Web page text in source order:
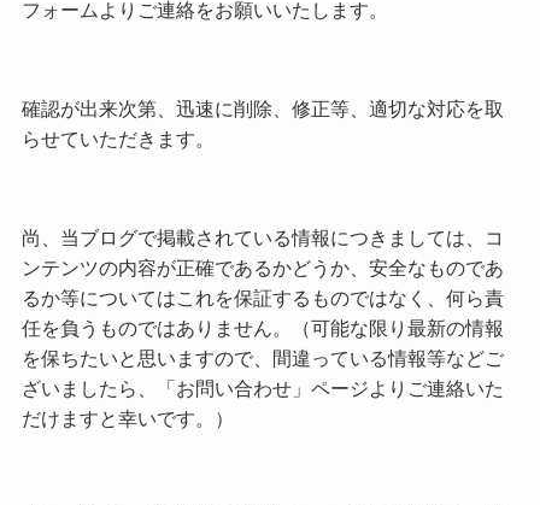
フォームよりご連絡をお願いいたします。
確認が出来次第、迅速に削除、修正等、適切な対応を取
らせていただきます。
尚、当ブログで掲載されている情報につきましては、コ
ンテンツの内容が正確であるかどうか、安全なものであ
るか等についてはこれを保証するものではなく、何ら責
任を負うものではありません。（可能な限り最新の情報
を保ちたいと思いますので、間違っている情報等などご
ざいましたら、「お問い合わせ」ページよりご連絡いた
だけますと幸いです。）